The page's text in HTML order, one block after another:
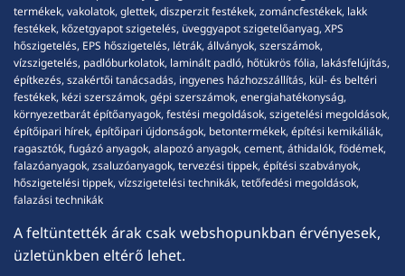
termékek, vakolatok, glettek, diszperzit festékek, zománcfestékek, lakk
festékek, kőzetgyapot szigetelés, üveggyapot szigetelőanyag, XPS
hőszigetelés, EPS hőszigetelés, létrák, állványok, szerszámok,
vízszigetelés, padlóburkolatok, laminált padló, hőtükrös fólia, lakásfelújítás,
építkezés, szakértői tanácsadás, ingyenes házhozszállítás, kül- és beltéri
festékek, kézi szerszámok, gépi szerszámok, energiahatékonyság,
környezetbarát építőanyagok, festési megoldások, szigetelési megoldások,
építőipari hírek, építőipari újdonságok, betontermékek, építési kemikáliák,
ragasztók, fugázó anyagok, alapozó anyagok, cement, áthidalók, födémek,
falazóanyagok, zsaluzóanyagok, tervezési tippek, építési szabványok,
hőszigetelési tippek, vízszigetelési technikák, tetőfedési megoldások,
falazási technikák
A feltüntették árak csak webshopunkban érvényesek,
üzletünkben eltérő lehet.